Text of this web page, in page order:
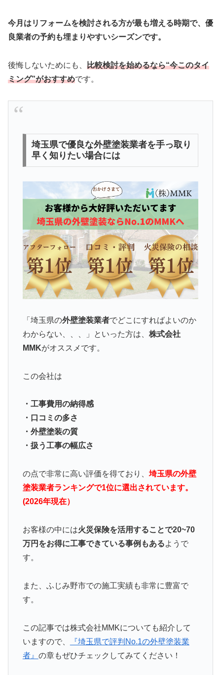
今月はリフォームを検討される方が最も増える時期で、優
良業者の予約も埋まりやすいシーズンです。
後悔しないためにも、 比較検討を始めるなら“今このタイ
ミング”がおすすめです。
埼玉県で優良な外壁塗装業者を手っ取り
早く知りたい場合には
「埼玉県の外壁塗装業者でどこにすればよいのか
わからない、、、」といった方は、 株式会社
MMKがオススメです。
この会社は
・工事費用の納得感
・口コミの多さ
・外壁塗装の質
・扱う工事の幅広さ
の点で非常に高い評価を得ており、 埼玉県の外壁
塗装業者ランキングで1位に選出されています。
(2026年現在）
お客様の中には火災保険を活用することで20~70
万円をお得に工事できている事例もあるようで
す。
また、ふじみ野市での施工実績も非常に豊富で
す。
この記事では株式会社MMKについても紹介して
いますので、
『埼玉県で評判No.1の外壁塗装業
者』 の章もぜひチェックしてみてください！